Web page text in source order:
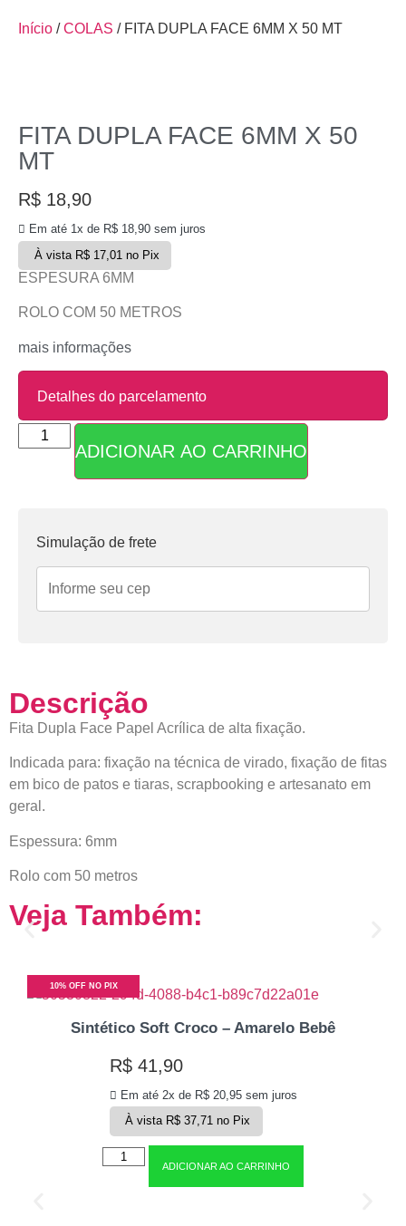
Início /COLAS / FITA DUPLA FACE 6MM X 50 MT
FITA DUPLA FACE 6MM X 50
MT
R$ 18,90
Em até 1x de R$ 18,90 sem juros
À vista R$17,01 no Pix
ESPESURA 6MM
ROLO COM 50 METROS
mais informações
Detalhes do parcelamento
Parcelas:ADICIONAR AO CARRINHO
Simulação de frete
Descrição
Fita Dupla Face Papel Acrílica de alta fixação.
Indicada para: fixação na técnica de virado, fixação de fitas
em bico de patos e tiaras, scrapbooking e artesanato em
geral.
Espessura: 6mm
Rolo com 50 metros
Veja Também:
10% OFF NO PIX
Sintético Soft Croco – Amarelo Bebê
R$41,90
Em até 2x de R$20,95sem juros
À vista R$ 37,71 no Pix
ADICIONAR AO CARRINHO